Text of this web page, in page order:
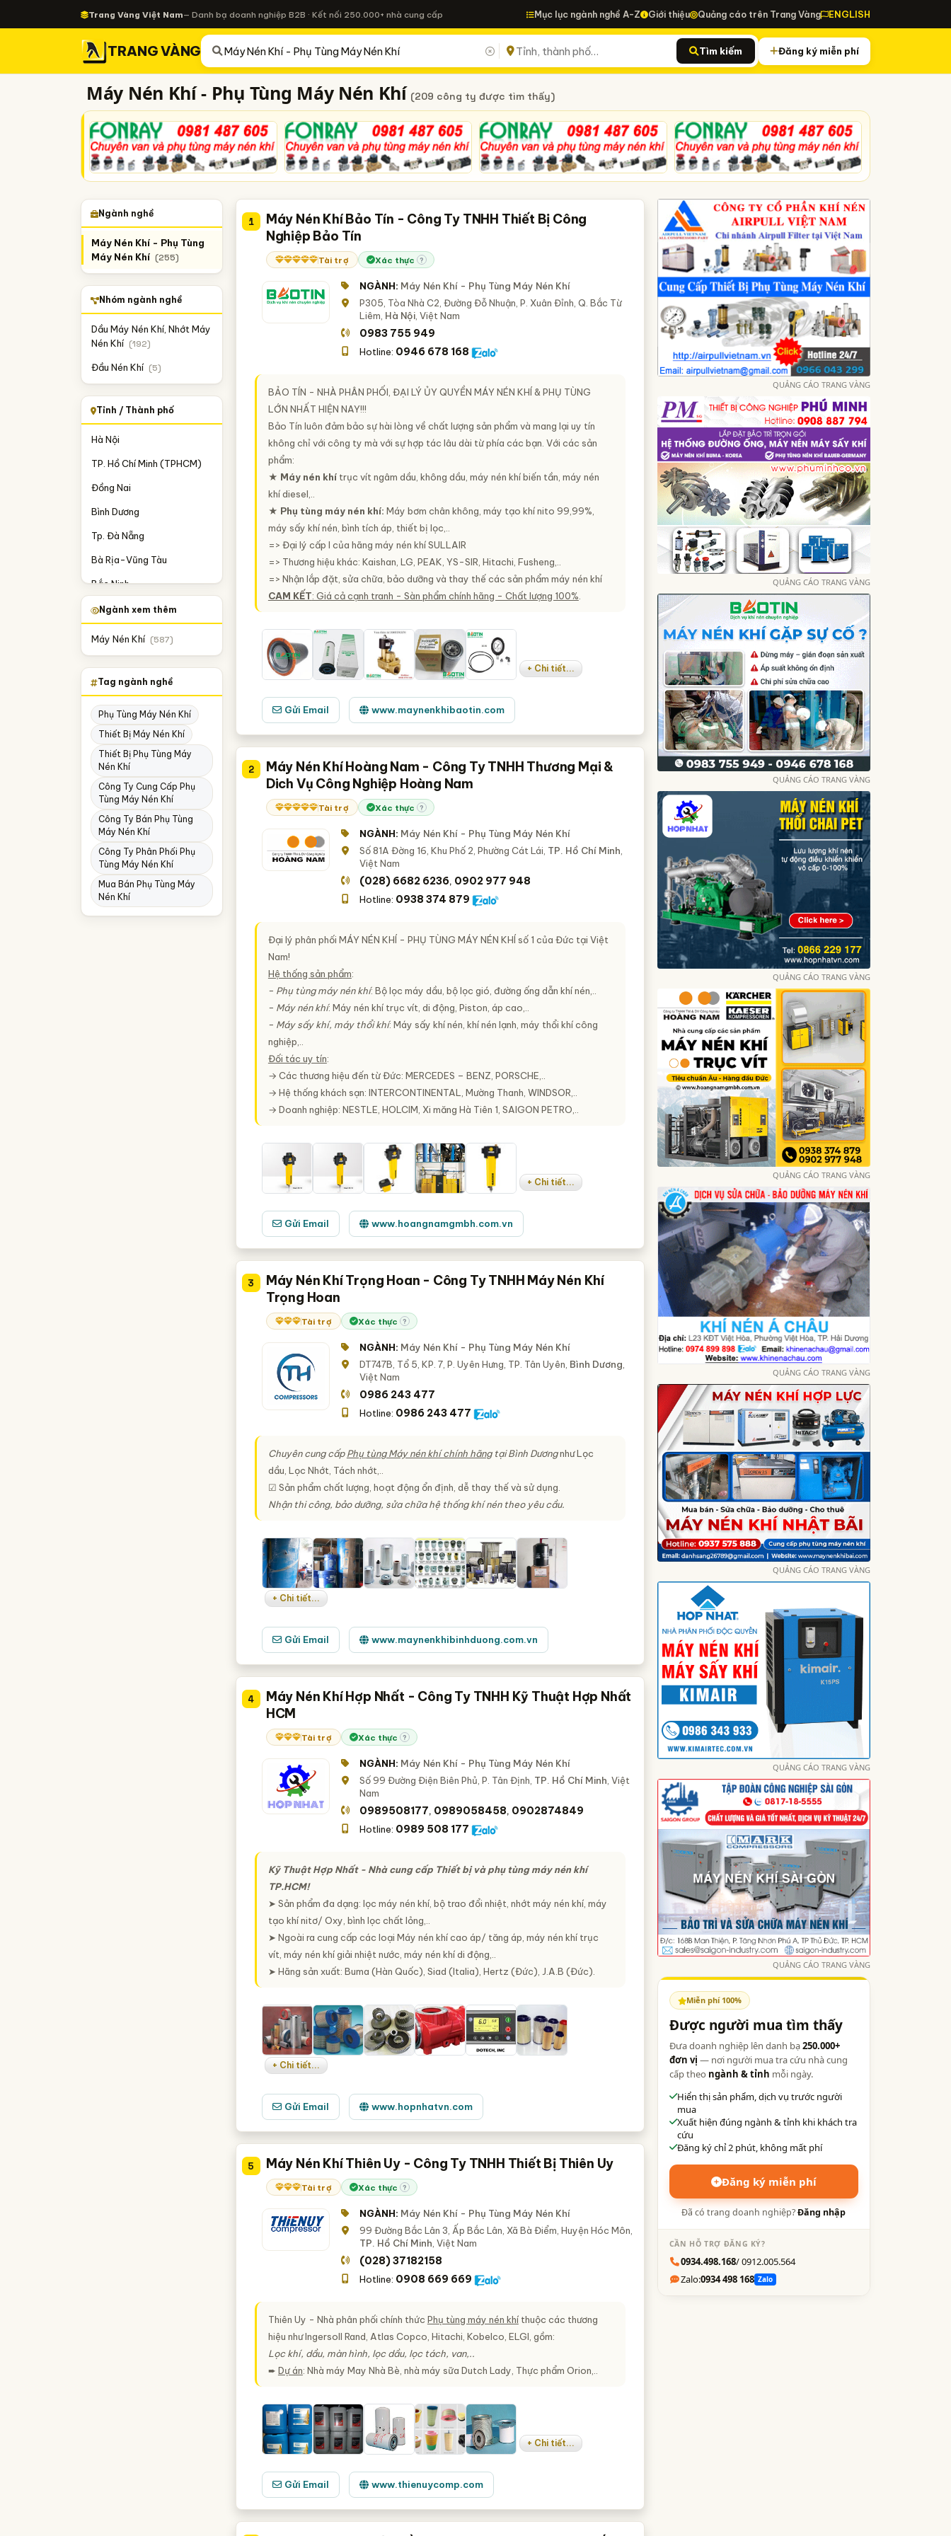
Trang Vàng Việt Nam— Danh bạ doanh nghiệp B2B · Kết nối 250.000+ nhà cung cấp Mục lục ngành nghề A-Z Giới thiệu Quảng cáo trên Trang Vàng ENGLISH
TRANG VÀNG Tìm kiếm Đăng ký miễn phí
Máy Nén Khí - Phụ Tùng Máy Nén Khí (209 công ty được tìm thấy)
Ngành nghề
Máy Nén Khí - Phụ Tùng
Máy Nén Khí (255)
Nhóm ngành nghề
Dầu Máy Nén Khí, Nhớt Máy
Nén Khí (192)
Đầu Nén Khí (5)
Tỉnh / Thành phố
Hà Nội
TP. Hồ Chí Minh (TPHCM)
Đồng Nai
Bình Dương
Tp. Đà Nẵng
Bà Rịa-Vũng Tàu
Bắc Ninh
Bình Phước
Khánh Hòa
Thái Bình
Vĩnh Phúc
Đắk Lắk
Hà Nam
Hải Dương
Long An
Ngành xem thêm
Máy Nén Khí (587)
Tag ngành nghề
Phụ Tùng Máy Nén Khí
Thiết Bị Máy Nén Khí
Thiết Bị Phụ Tùng Máy
Nén Khí
Công Ty Cung Cấp Phụ
Tùng Máy Nén Khí
Công Ty Bán Phụ Tùng
Máy Nén Khí
Công Ty Phân Phối Phụ
Tùng Máy Nén Khí
Mua Bán Phụ Tùng Máy
Nén Khí
1
Máy Nén Khí Bảo Tín - Công Ty TNHH Thiết Bị Công
Nghiệp Bảo Tín
Tài trợ Xác thực ?
NGÀNH: Máy Nén Khí - Phụ Tùng Máy Nén Khí
P305, Tòa Nhà C2, Đường Đỗ Nhuận, P. Xuân Đỉnh, Q. Bắc Từ
Liêm, Hà Nội, Việt Nam
0983 755 949
Hotline: 0946 678 168
BẢO TÍN - NHÀ PHÂN PHỐI, ĐẠI LÝ ỦY QUYỀN MÁY NÉN KHÍ & PHỤ TÙNG
LỚN NHẤT HIỆN NAY!!!
Bảo Tín luôn đảm bảo sự hài lòng về chất lượng sản phẩm và mang lại uy tín
không chỉ với công ty mà với sự hợp tác lâu dài từ phía các bạn. Với các sản
phẩm:
★ Máy nén khítrục vít ngâm dầu, không dầu, máy nén khí biến tần, máy nén
khí diesel,..
★ Phụ tùng máy nén khí: Máy bơm chân không, máy tạo khí nito 99,99%,
máy sấy khí nén, bình tích áp, thiết bị lọc,..
=> Đại lý cấp I của hãng máy nén khí SULLAIR
=> Thương hiệu khác: Kaishan, LG, PEAK, YS-SIR, Hitachi, Fusheng,..
=> Nhận lắp đặt, sửa chữa, bảo dưỡng và thay thế các sản phẩm máy nén khí
CAM KẾT: Giá cả cạnh tranh - Sàn phẩm chính hãng - Chất lượng 100%
+ Chi tiết...
Gửi Email www.maynenkhibaotin.com
2
Máy Nén Khí Hoàng Nam - Công Ty TNHH Thương Mại &
Dich Vụ Công Nghiệp Hoàng Nam
Tài trợ Xác thực ?
NGÀNH: Máy Nén Khí - Phụ Tùng Máy Nén Khí
Số 81A Đờng 16, Khu Phố 2, Phường Cát Lái, TP. Hồ Chí Minh
Việt Nam
(028) 6682 6236, 0902 977 948
Hotline: 0938 374 879
Đại lý phân phối MÁY NÉN KHÍ - PHỤ TÙNG MÁY NÉN KHÍ số 1 của Đức tại Việt
Nam!
Hệ thống sản phẩm:
− Phụ tùng máy nén khí: Bộ lọc máy dầu, bộ lọc gió, đường ống dẫn khí nén,..
− Máy nén khí: Máy nén khí trục vít, di động, Piston, áp cao,..
− Máy sấy khí, máy thổi khí: Máy sấy khí nén, khí nén lạnh, máy thổi khí công
nghiệp,..
Đối tác uy tín:
→ Các thương hiệu đến từ Đức: MERCEDES – BENZ, PORSCHE,..
→ Hệ thống khách sạn: INTERCONTINENTAL, Mường Thanh, WINDSOR,..
→ Doanh nghiệp: NESTLE, HOLCIM, Xi măng Hà Tiên 1, SAIGON PETRO,..
+ Chi tiết...
Gửi Email www.hoangnamgmbh.com.vn
3
Máy Nén Khí Trọng Hoan - Công Ty TNHH Máy Nén Khí
Trọng Hoan
Tài trợ Xác thực ?
NGÀNH: Máy Nén Khí - Phụ Tùng Máy Nén Khí
DT747B, Tổ 5, KP. 7, P. Uyên Hưng, TP. Tân Uyên, Bình Dương
Việt Nam
0986 243 477
Hotline: 0986 243 477
Chuyên cung cấpPhụ tùng Máy nén khí chính hãngtại Bình Dươngnhư Lọc
dầu, Lọc Nhớt, Tách nhớt,..
☑ Sản phẩm chất lượng, hoạt động ổn định, dễ thay thế và sử dụng.
Nhận thi công, bảo dưỡng, sửa chữa hệ thống khí nén theo yêu cầu.
+ Chi tiết...
Gửi Email www.maynenkhibinhduong.com.vn
4
Máy Nén Khí Hợp Nhất - Công Ty TNHH Kỹ Thuật Hợp Nhất
HCM
Tài trợ Xác thực ?
NGÀNH: Máy Nén Khí - Phụ Tùng Máy Nén Khí
Số 99 Đường Điện Biên Phủ, P. Tân Định, TP. Hồ Chí Minh , Việt
Nam
0989508177, 0989058458, 0902874849
Hotline: 0989 508 177
Kỹ Thuật Hợp Nhất - Nhà cung cấp Thiết bị và phụ tùng máy nén khí
TP.HCM!
➤ Sản phẩm đa dạng: lọc máy nén khí, bộ trao đổi nhiệt, nhớt máy nén khí, máy
tạo khí nitơ/ Oxy, bình lọc chất lỏng,..
➤ Ngoài ra cung cấp các loại Máy nén khí cao áp/ tăng áp, máy nén khí trục
vít, máy nén khí giải nhiệt nước, máy nén khí di động,..
➤ Hãng sản xuất: Buma (Hàn Quốc), Siad (Italia), Hertz (Đức), J.A.B (Đức).
+ Chi tiết...
Gửi Email www.hopnhatvn.com
5 Máy Nén Khí Thiên Uy - Công Ty TNHH Thiết Bị Thiên Uy
Tài trợ Xác thực ?
NGÀNH: Máy Nén Khí - Phụ Tùng Máy Nén Khí
99 Đường Bắc Lân 3, Ấp Bắc Lân, Xã Bà Điểm, Huyện Hóc Môn,
TP. Hồ Chí Minh , Việt Nam
(028) 37182158
Hotline: 0908 669 669
Thiên Uy - Nhà phân phối chính thức Phụ tùng máy nén khíthuộc các thương
hiệu như Ingersoll Rand, Atlas Copco, Hitachi, Kobelco, ELGI, gồm:
Lọc khí, dầu, màn hình, lọc dầu, lọc tách, van,..
➨ Dự án: Nhà máy May Nhà Bè, nhà máy sữa Dutch Lady, Thực phẩm Orion,..
+ Chi tiết...
Gửi Email www.thienuycomp.com
QUẢNG CÁO TRANG VÀNG
QUẢNG CÁO TRANG VÀNG
QUẢNG CÁO TRANG VÀNG
QUẢNG CÁO TRANG VÀNG
QUẢNG CÁO TRANG VÀNG
QUẢNG CÁO TRANG VÀNG
QUẢNG CÁO TRANG VÀNG
QUẢNG CÁO TRANG VÀNG
QUẢNG CÁO TRANG VÀNG
Miễn phí 100%
Được người mua tìm thấy
Đưa doanh nghiệp lên danh bạ250.000+
đơn vị — nơi người mua tra cứu nhà cung
cấp theo ngành & tỉnh mỗi ngày.
Hiển thị sản phẩm, dịch vụ trước người
mua
Xuất hiện đúng ngành & tỉnh khi khách tra
cứu
Đăng ký chỉ 2 phút, không mất phí
Đăng ký miễn phí
Đã có trang doanh nghiệp?Đăng nhập
CẦN HỖ TRỢ ĐĂNG KÝ?
0934.498.168/ 0912.005.564
Zalo:0934 498 168 Zalo